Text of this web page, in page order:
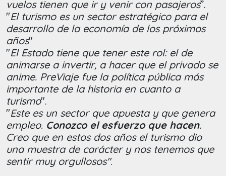
vuelos tienen que ir y venir con pasajeros”.
"El turismo es un sector estratégico para el
desarrollo de la economía de los próximos
años"
"El Estado tiene que tener este rol: el de
animarse a invertir, a hacer que el privado se
anime. PreViaje fue la política pública más
importante de la historia en cuanto a
turismo".
"Este es un sector que apuesta y que genera
empleo. Conozco el esfuerzo que hacen.
Creo que en estos dos años el turismo dio
una muestra de carácter y nos tenemos que
sentir muy orgullosos".